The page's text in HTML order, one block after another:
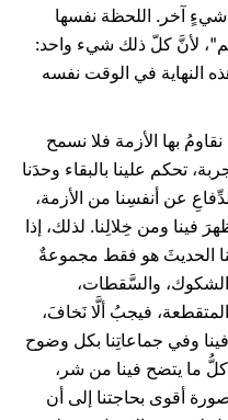
آخر. اللحظة نفسها
لأنَّ كلّ ذلك شيء واحد:
النهاية في الوقت نفسه
بها الأزمة فلا نسمح
تحكم علينا بالبقاء وحدَنا
عن أنفسِنا من الأزمة،
فينا ومن خِلالِنا. لذلك، إذا
الحديثَ هو فقط مجموعةٌ
والسَّقطات،
فيجبُ ألَّا نَخافَ،
وفي جماعاتِنا بكل وضوح
كلُّ ما يتضح فينا من شر،
أقوى بحاجتنا إلى أن